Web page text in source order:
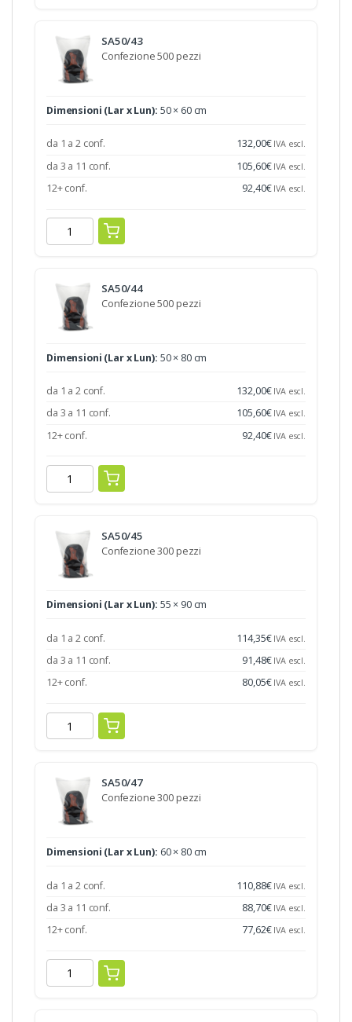
SA50/43
Confezione 500 pezzi
Dimensioni (Lar x Lun): 50 × 60 cm
da 1 a 2 conf. 132,00€ IVA escl.
da 3 a 11 conf. 105,60€ IVA escl.
12+ conf. 92,40€ IVA escl.
SA50/44
Confezione 500 pezzi
Dimensioni (Lar x Lun): 50 × 80 cm
da 1 a 2 conf. 132,00€ IVA escl.
da 3 a 11 conf. 105,60€ IVA escl.
12+ conf. 92,40€ IVA escl.
SA50/45
Confezione 300 pezzi
Dimensioni (Lar x Lun): 55 × 90 cm
da 1 a 2 conf. 114,35€ IVA escl.
da 3 a 11 conf. 91,48€ IVA escl.
12+ conf. 80,05€ IVA escl.
SA50/47
Confezione 300 pezzi
Dimensioni (Lar x Lun): 60 × 80 cm
da 1 a 2 conf. 110,88€ IVA escl.
da 3 a 11 conf. 88,70€ IVA escl.
12+ conf. 77,62€ IVA escl.